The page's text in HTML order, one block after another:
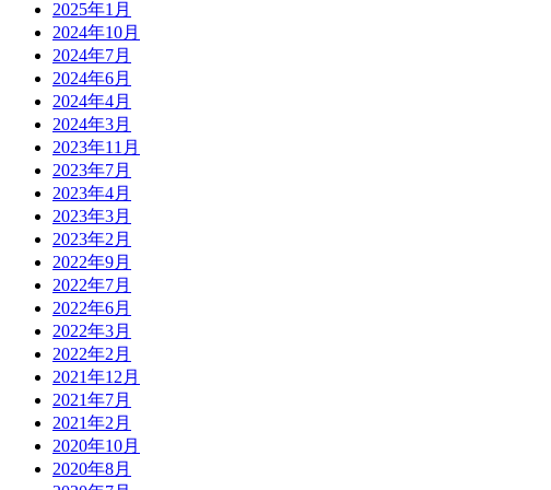
2025年1月
2024年10月
2024年7月
2024年6月
2024年4月
2024年3月
2023年11月
2023年7月
2023年4月
2023年3月
2023年2月
2022年9月
2022年7月
2022年6月
2022年3月
2022年2月
2021年12月
2021年7月
2021年2月
2020年10月
2020年8月